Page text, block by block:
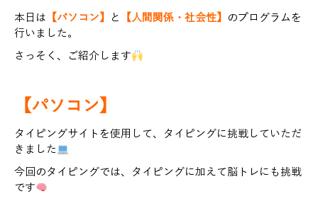
本日は 【パソコン】 と 【人間関係・社会性】
のプログラムを
行いました。
さっそく、ご紹介します
【パソコン】
タイピングサイトを使用して、タイピングに挑戦していただ
きました
今回のタイピングでは、タイピングに加えて脳トレにも挑戦
です